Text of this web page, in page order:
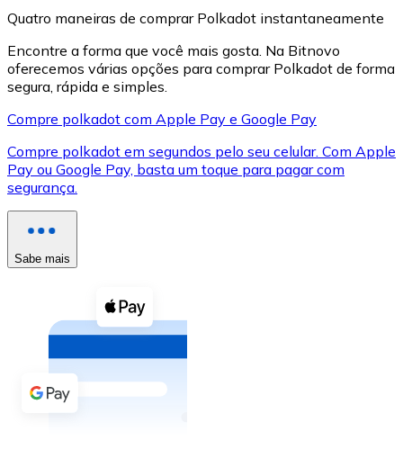
XRP
XRP
Ver tudo
Cupons cripto
Compre criptomoedas com dinheiro e outros
Comprar com dinheiro
Transferência SEPA
Quatro maneiras de comprar Polkadot instantaneamente
Encontre a forma que você mais gosta. Na Bitnovo
oferecemos várias opções para comprar Polkadot de forma
segura, rápida e simples.
Compre polkadot com Apple Pay e Google Pay
Compre polkadot em segundos pelo seu celular. Com Apple
Pay ou Google Pay, basta um toque para pagar com
segurança.
Sabe mais